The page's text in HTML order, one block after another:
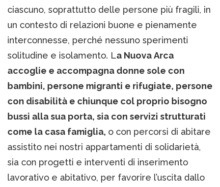
ciascuno, soprattutto delle persone più fragili, in
un contesto di relazioni buone e pienamente
interconnesse, perché nessuno sperimenti
solitudine e isolamento. La Nuova Arca
accoglie e accompagna donne sole con
bambini, persone migranti e rifugiate, persone
con disabilità e chiunque col proprio bisogno
bussi alla sua porta, sia con servizi strutturati
come la casa famiglia, o con percorsi di abitare
assistito nei nostri appartamenti di solidarietà,
sia con progetti e interventi di inserimento
lavorativo e abitativo, per favorire l’uscita dallo